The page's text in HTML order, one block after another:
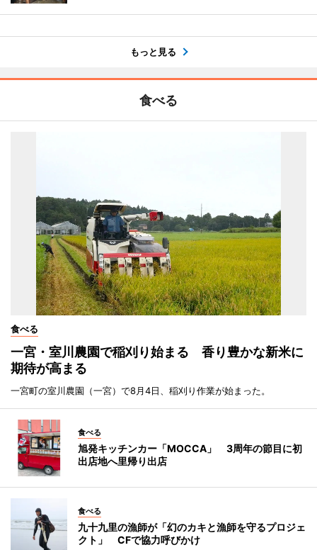
もっと見る
食べる
食べる
一宮・室川農園で稲刈り始まる 香り豊かな新米に
期待が高まる
一宮町の室川農園（一宮）で8月4日、稲刈り作業が始まった。
食べる
旭発キッチンカー「MOCCA」 3周年の節目に初
出店地へ里帰り出店
食べる
九十九里の漁師が「幻のカキと漁師を守るプロジェ
クト」 CFで協力呼びかけ